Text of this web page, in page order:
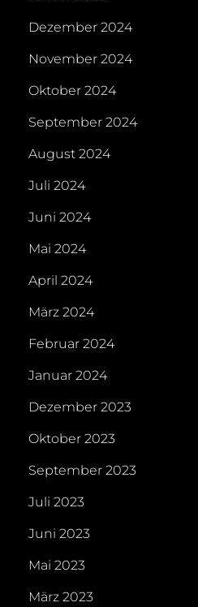
Dezember 2024
November 2024
Oktober 2024
September 2024
August 2024
Juli 2024
Juni 2024
Mai 2024
April 2024
März 2024
Februar 2024
Januar 2024
Dezember 2023
Oktober 2023
September 2023
Juli 2023
Juni 2023
Mai 2023
März 2023